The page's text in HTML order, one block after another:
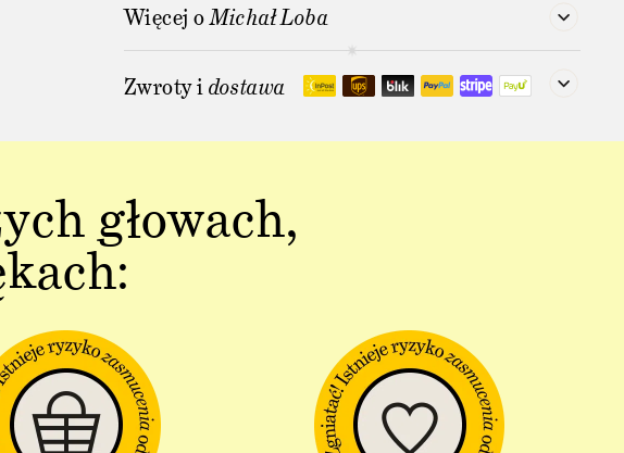
Więcej oMichał Loba
Zwroty idostawa
głowach,